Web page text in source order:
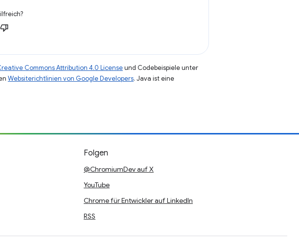
Commons Attribution 4.0 Licenseund Codebeispiele unter
Websiterichtlinien von Google Developers. Java ist eine
Folgen
@ChromiumDev auf X
YouTube
Chrome für Entwickler auf LinkedIn
RSS